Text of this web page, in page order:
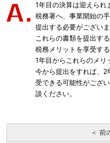
1年目の決算は迎えられ
税務署へ、事業開始の
提出する必要がございま
これらの書類を提出す
税務メリットを享受す
1年目からこれらのメリ
今から提出をすれば、
受できる可能性がござ
談ください。
＜ 前